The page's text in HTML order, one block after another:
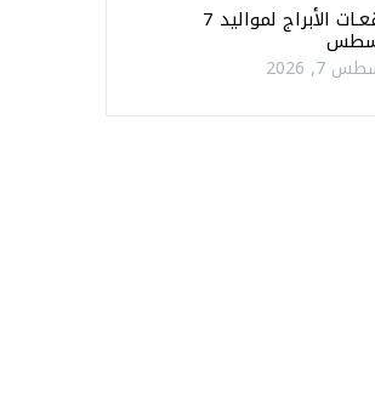
توقعـات الأبراج لمواليد 7
7, 2026